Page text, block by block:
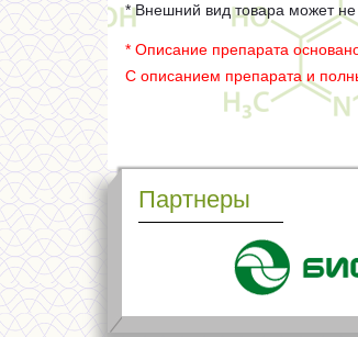
* Внешний вид товара может не
* Описание препарата
С описанием препарата и
Партнеры